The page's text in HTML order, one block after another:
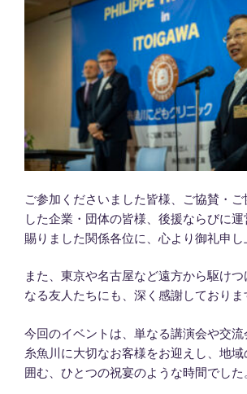
ご参加くださいました皆様、ご協賛・ご
した企業・団体の皆様、後援ならびに
賜りました関係各位に、心より御礼申し
また、東京や名古屋など遠方から駆け
なる友人たちにも、深く感謝しておりま
今回のイベントは、単なる講演会や交流
糸魚川に大切なお客様をお迎えし、地
囲む、ひとつの祝宴のような時間でした